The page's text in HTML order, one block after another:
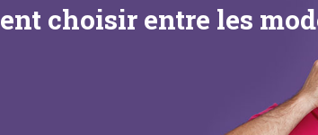
choisir entre les